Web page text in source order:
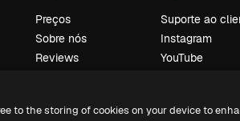
Preços
Sobre nós
Reviews
pesquisa
Suporte ao
Instagram
YouTube
Discord
to the storing of cookies on your device to